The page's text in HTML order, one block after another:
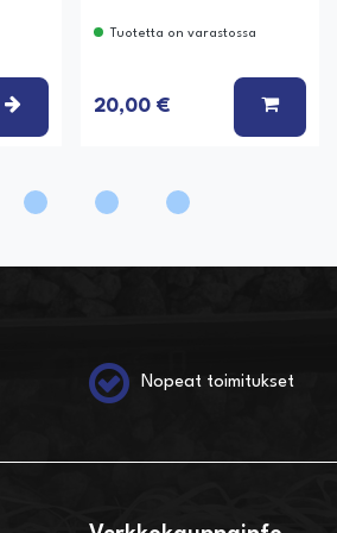
VALITSE VAIHTOEHTO
Tuotetta on varastossa
20,00 € LISÄÄ
Nopeat toimitukset